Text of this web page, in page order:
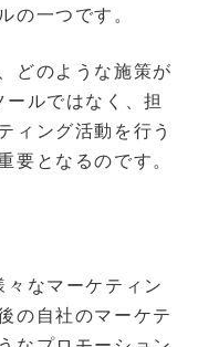
の一つです。
どのような施策が
ルではなく、担
ィング活動を行う
要となるのです。
なマーケティン
の自社のマーケテ